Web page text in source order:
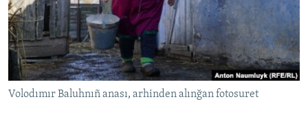
Русский
Українською
QOŞULIÑIZ!
Volodımır Baluhnıñ anası, arhinden alınğan fotosuret